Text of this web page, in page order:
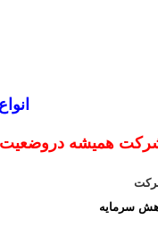
همیشه دروضعیت
سرمایه